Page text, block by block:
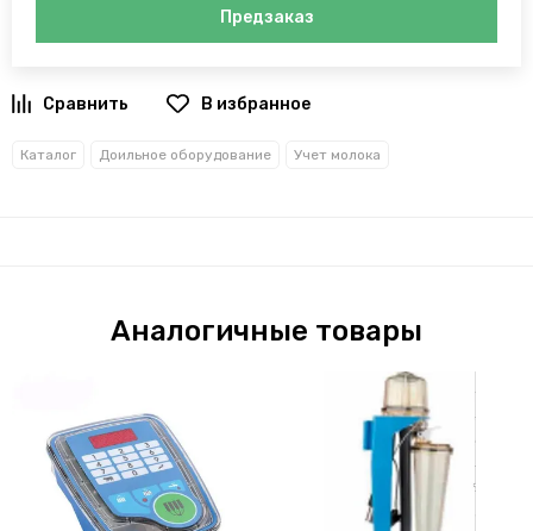
Предзаказ
В избранное
Каталог Доильное оборудование Учет молока
Аналогичные товары